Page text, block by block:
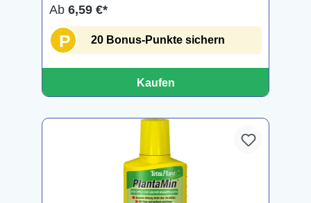
Ab 6,59 €*
P 20 Bonus-Punkte sichern
Kaufen